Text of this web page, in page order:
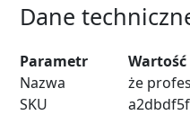
Dane
Parametr
Wartość
Nazwa
że
SKU